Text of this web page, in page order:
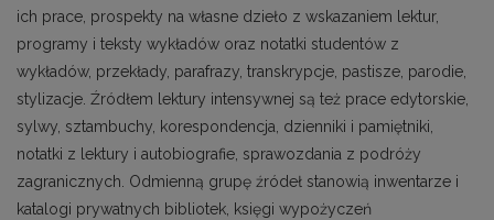
ich prace, prospekty na własne dzieło z wskazaniem lektur,
programy i teksty wykładów oraz notatki studentów z
wykładów, przekłady, parafrazy, transkrypcje, pastisze, parodie,
stylizacje. Źródłem lektury intensywnej są też prace edytorskie,
sylwy, sztambuchy, korespondencja, dzienniki i pamiętniki,
notatki z lektury i autobiografie, sprawozdania z podróży
zagranicznych. Odmienną grupę źródeł stanowią inwentarze i
katalogi prywatnych bibliotek, księgi wypożyczeń